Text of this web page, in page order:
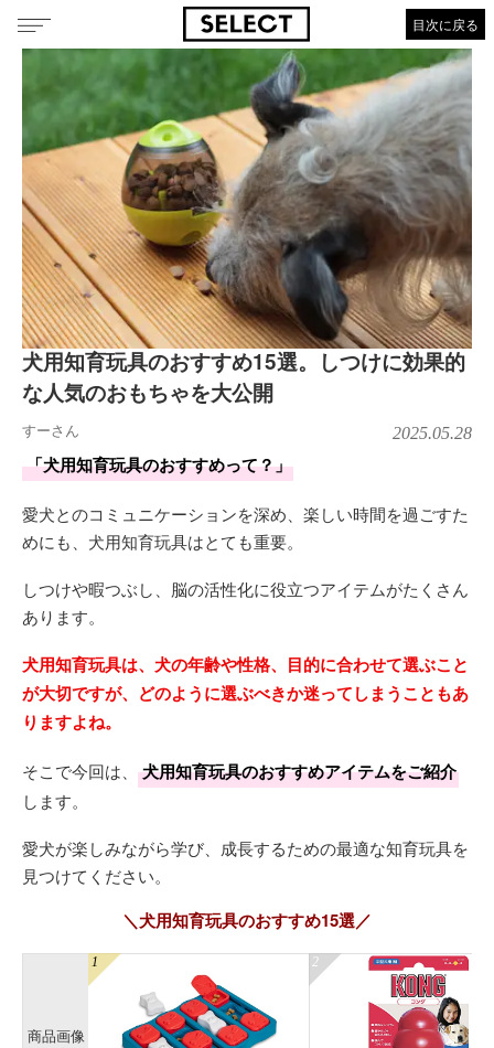
目次に戻る
犬用知育玩具のおすすめ15選。しつけに効果的
な人気のおもちゃを大公開
すーさん 2025.05.28
「犬用知育玩具のおすすめって？」
愛犬とのコミュニケーションを深め、楽しい時間を過ごすた
めにも、犬用知育玩具はとても重要。
しつけや暇つぶし、脳の活性化に役立つアイテムがたくさん
あります。
犬用知育玩具は、犬の年齢や性格、目的に合わせて選ぶこと
が大切ですが、どのように選ぶべきか迷ってしまうこともあ
りますよね。
そこで今回は、 犬用知育玩具のおすすめアイテムをご紹介
します。
愛犬が楽しみながら学び、成長するための最適な知育玩具を
見つけてください。
＼犬用知育玩具のおすすめ15選／
商品画像